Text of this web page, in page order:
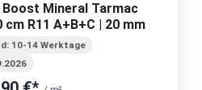
Mineral Tarmac
R11 A+B+C | 20 mm
10-14 Werktage